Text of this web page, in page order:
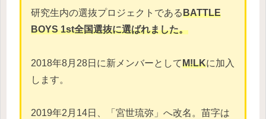
研究生内の選抜プロジェクトであるBATTLE
BOYS 1st全国選抜に選ばれました。
2018年8月28日に新メンバーとしてM!LKに加入
します。
2019年2月14日、「宮世琉弥」へ改名。苗字は